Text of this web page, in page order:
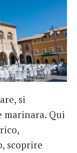
si
marinara. Qui
scoprire